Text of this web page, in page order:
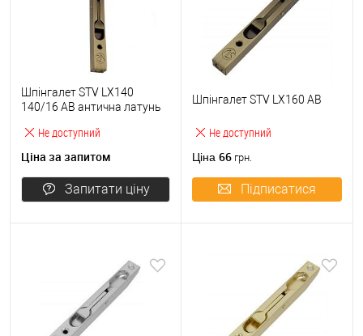
Не доступний
Шпінгалет STV LX140
140/16 AB антична латунь
Ціна за запитом
Запитати ціну
Не доступний
Шпінгалет STV LX160 AB
Ціна 66 грн.
Підписатися